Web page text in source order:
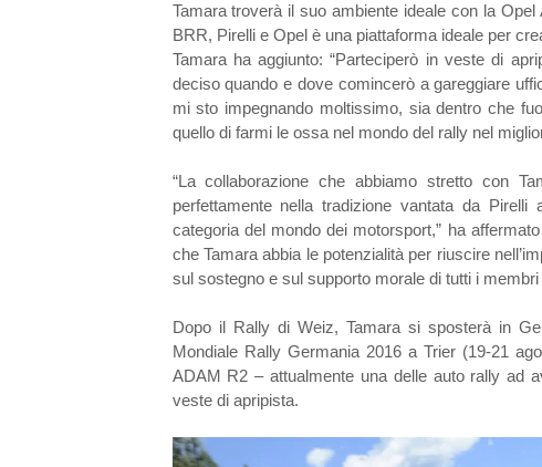
Tamara troverà il suo ambiente ideale con la
BRR, Pirelli e Opel è una piattaforma ideale per
Tamara ha aggiunto: “Parteciperò in veste di
deciso quando e dove comincerò a gareggiare
mi sto impegnando moltissimo, sia dentro che
quello di farmi le ossa nel mondo del rally nel
“La collaborazione che abbiamo stretto con
perfettamente nella tradizione vantata da
categoria del mondo dei motorsport,” ha
che Tamara abbia le potenzialità per riuscire
sul sostegno e sul supporto morale di tutti i
Dopo il Rally di Weiz, Tamara si sposterà in
Mondiale Rally Germania 2016 a Trier (19-21
ADAM R2 – attualmente una delle auto rally ad
veste di apripista.